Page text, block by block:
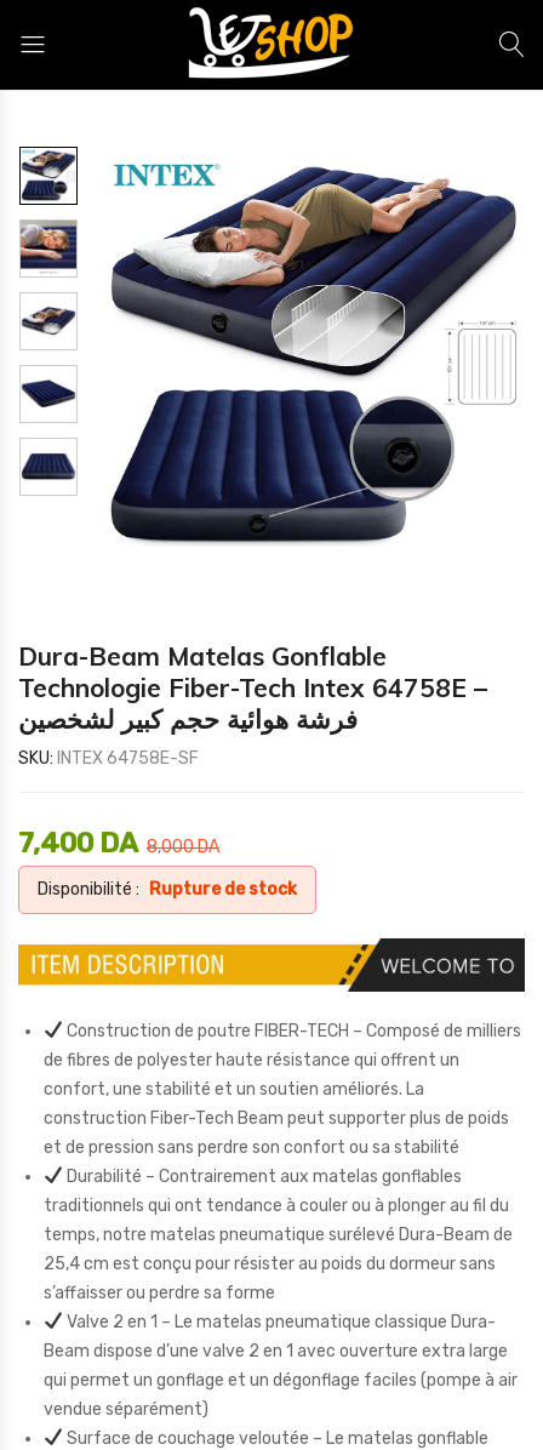
Dura-Beam Matelas Gonflable
Technologie Fiber-Tech Intex 64758E –
فرشة هوائية حجم كبير لشخصين
SKU: INTEX 64758E-SF
8,000DA
7,400 DA
Disponibilité : Rupture de stock
Construction de poutre FIBER-TECH – Composé de milliers
de fibres de polyester haute résistance qui offrent un
confort, une stabilité et un soutien améliorés. La
construction Fiber-Tech Beam peut supporter plus de poids
et de pression sans perdre son confort ou sa stabilité
Durabilité – Contrairement aux matelas gonflables
traditionnels qui ont tendance à couler ou à plonger au fil du
temps, notre matelas pneumatique surélevé Dura-Beam de
25,4 cm est conçu pour résister au poids du dormeur sans
s’affaisser ou perdre sa forme
Valve 2 en 1 – Le matelas pneumatique classique Dura-
Beam dispose d’une valve 2 en 1 avec ouverture extra large
qui permet un gonflage et un dégonflage faciles (pompe à air
vendue séparément)
Surface de couchage veloutée – Le matelas gonflable